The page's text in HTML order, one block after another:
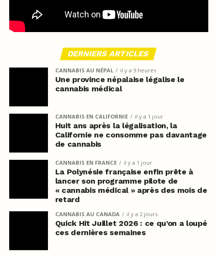
DERNIERS ARTICLES
CANNABIS AU NÉPAL il y a 9 heures
Une province népalaise légalise le
cannabis médical
CANNABIS EN CALIFORNIE il y a 1 jour
Huit ans après la légalisation, la
Californie ne consomme pas davantage
de cannabis
CANNABIS EN FRANCE il y a 1 jour
La Polynésie française enfin prête à
lancer son programme pilote de
« cannabis médical » après des mois de
retard
CANNABIS AU CANADA il y a 2 jours
Quick Hit Juillet 2026 : ce qu’on a loupé
ces dernières semaines